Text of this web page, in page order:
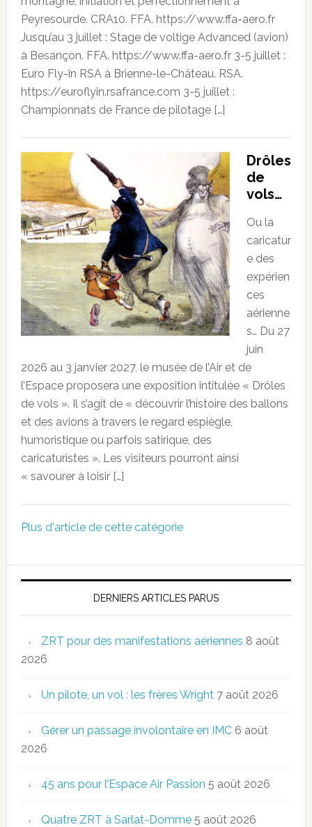
Peyresourde. CRA10. FFA. https://www.ffa-aero.fr
Jusqu’au 3 juillet : Stage de voltige Advanced (avion)
à Besançon. FFA. https://www.ffa-aero.fr 3-5 juillet :
Euro Fly-in RSA à Brienne-le-Château. RSA.
https://euroflyin.rsafrance.com 3-5 juillet :
Championnats de France de pilotage […]
Drôles
de
vols…
Ou la
caricatur
e des
expérien
ces
aérienne
s… Du 27
juin
2026 au 3 janvier 2027, le musée de l’Air et de
l’Espace proposera une exposition intitulée « Drôles
de vols ». Il s’agit de « découvrir l’histoire des ballons
et des avions à travers le regard espiègle,
humoristique ou parfois satirique, des
caricaturistes ». Les visiteurs pourront ainsi
« savourer à loisir […]
Plus d'article de cette catégorie
DERNIERS ARTICLES PARUS
ZRT pour des manifestations aériennes 8 août
2026
Un pilote, un vol : les frères Wright 7 août 2026
Gérer un passage involontaire en IMC 6 août
2026
45 ans pour l’Espace Air Passion 5 août 2026
Quatre ZRT à Sarlat-Domme 5 août 2026